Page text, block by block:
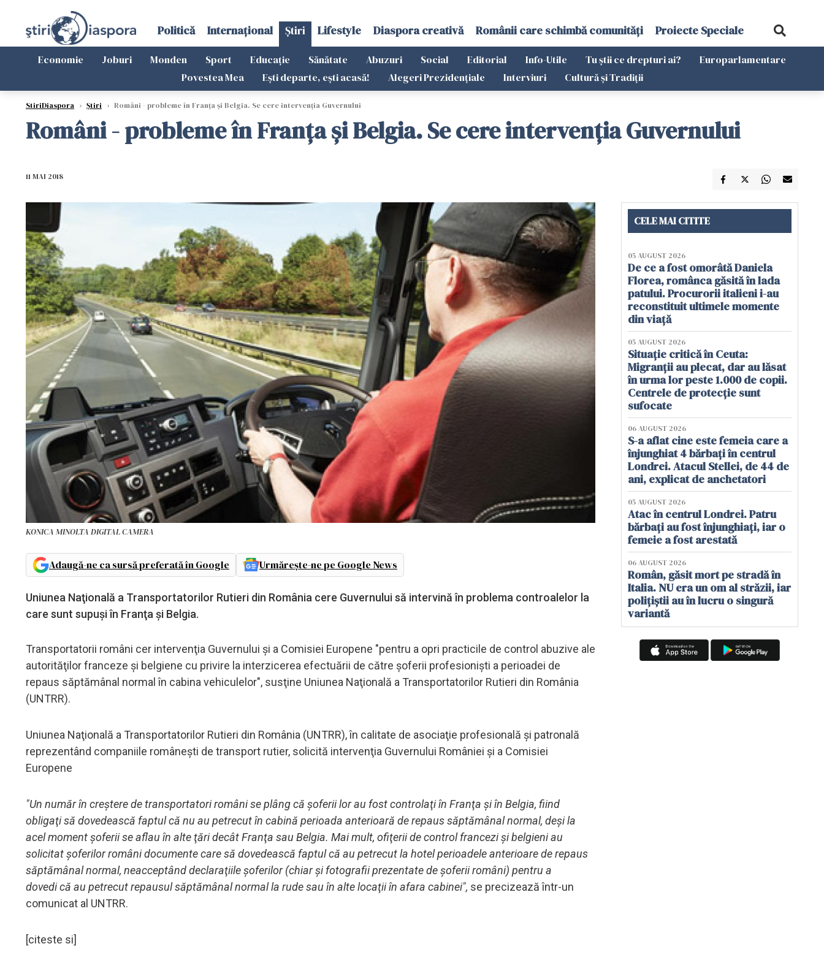
Politică Internațional Știri Lifestyle Diaspora creativă Românii care schimbă comunități Proiecte Speciale
Economie Joburi Monden Sport Educație Sănătate Abuzuri Social Editorial Info-Utile Tu știi ce drepturi ai?
Europarlamentare
Povestea Mea
Ești departe, ești acasă! Alegeri Prezidențiale Interviuri Cultură și Tradiții
StiriDiaspora › Știri › Români - probleme în Franţa şi Belgia. Se cere intervenţia Guvernului
Români - probleme în Franţa şi Belgia. Se cere intervenţia Guvernului
11 MAI 2018
KONICA MINOLTA DIGITAL CAMERA
Adaugă-ne ca sursă preferată în Google Urmărește-ne pe Google News
Uniunea Naţională a Transportatorilor Rutieri din România cere Guvernului să intervină în problema controalelor la
care sunt supuşi în Franţa şi Belgia.
Transportatorii români cer intervenţia Guvernului şi a Comisiei Europene "pentru a opri practicile de control abuzive ale
autorităţilor franceze şi belgiene cu privire la interzicerea efectuării de către şoferii profesionişti a perioadei de
repaus săptămânal normal în cabina vehiculelor", susţine Uniunea Naţională a Transportatorilor Rutieri din România
(UNTRR).
Uniunea Naţională a Transportatorilor Rutieri din România (UNTRR), în calitate de asociaţie profesională şi patronală
reprezentând companiile româneşti de transport rutier, solicită intervenţia Guvernului României şi a Comisiei
Europene
"Un număr în creştere de transportatori români se plâng că şoferii lor au fost controlaţi în Franţa şi în Belgia, fiind
obligaţi să dovedească faptul că nu au petrecut în cabină perioada anterioară de repaus săptămânal normal, deşi la
acel moment şoferii se aflau în alte ţări decât Franţa sau Belgia. Mai mult, ofiţerii de control francezi şi belgieni au
solicitat şoferilor români documente care să dovedească faptul că au petrecut la hotel perioadele anterioare de repaus
săptămânal normal, neacceptând declaraţiile şoferilor (chiar şi fotografii prezentate de şoferii români) pentru a
dovedi că au petrecut repausul săptămânal normal la rude sau în alte locaţii în afara cabinei", se precizează într-un
comunicat al UNTRR.
[citeste si]
CELE MAI CITITE
05 AUGUST 2026
De ce a fost omorâtă Daniela
Florea, românca găsită în lada
patului. Procurorii italieni i-au
reconstituit ultimele momente
din viață
05 AUGUST 2026
Situație critică în Ceuta:
Migranții au plecat, dar au lăsat
în urma lor peste 1.000 de copii.
Centrele de protecție sunt
sufocate
06 AUGUST 2026
S-a aflat cine este femeia care a
înjunghiat 4 bărbați în centrul
Londrei. Atacul Stellei, de 44 de
ani, explicat de anchetatori
05 AUGUST 2026
Atac în centrul Londrei. Patru
bărbați au fost înjunghiați, iar o
femeie a fost arestată
06 AUGUST 2026
Român, găsit mort pe stradă în
Italia. NU era un om al străzii, iar
polițiștii au în lucru o singură
variantă